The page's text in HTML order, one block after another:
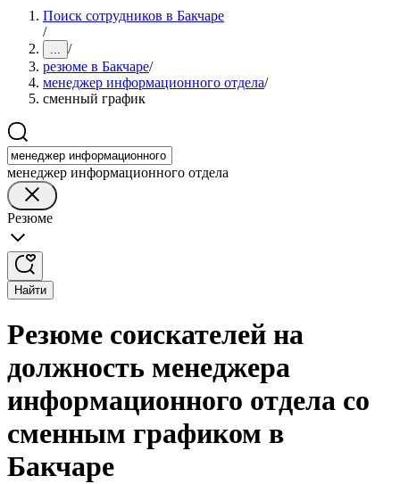
Поиск сотрудников в Бакчаре
/
... /
резюме в Бакчаре/
менеджер информационного отдела/
сменный график
менеджер информационного отдела
Резюме
Найти
Резюме соискателей на
должность менеджера
информационного отдела со
сменным графиком в
Бакчаре